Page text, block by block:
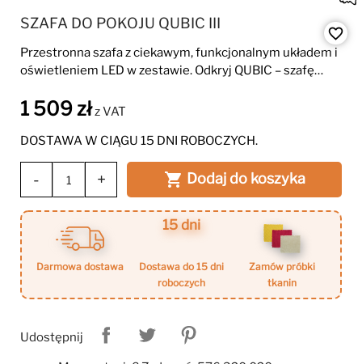
SZAFA DO POKOJU QUBIC III
Przestronna szafa z ciekawym, funkcjonalnym układem i
oświetleniem LED w zestawie. Odkryj QUBIC – szafę
1 509 złz VAT
DOSTAWA W CIĄGU 15 DNI ROBOCZYCH.
- +  Dodaj do koszyka
darmowa dostawa
15 dni
dostawa do 15 dni
roboczych
zamów próbki
tkanin
Udostępnij
favorite_border